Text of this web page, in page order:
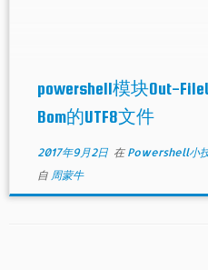
powershell模块Out-
Bom的UTF8文件
2017年9月2日在 Powershell小
自 周蒙牛